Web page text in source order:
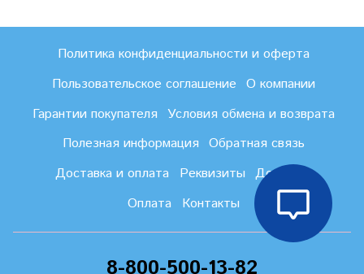
Политика конфиденциальности и оферта
Пользовательское соглашение О компании
Гарантии покупателя Условия обмена и возврата
Полезная информация Обратная связь
Доставка и оплата
Реквизиты Доставка
Оплата
Контакты